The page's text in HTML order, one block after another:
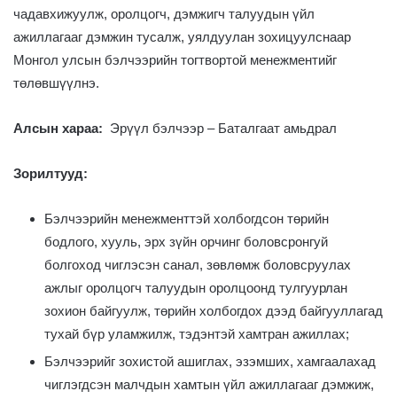
чадавхижуулж, оролцогч, дэмжигч талуудын үйл
ажиллагааг дэмжин тусалж, уялдуулан зохицуулснаар
Монгол улсын бэлчээрийн тогтвортой менежментийг
төлөвшүүлнэ.
Алсын хараа: Эрүүл бэлчээр – Баталгаат амьдрал
Зорилтууд:
Бэлчээрийн менежменттэй холбогдсон төрийн
бодлого, хууль, эрх зүйн орчинг боловсронгуй
болгоход чиглэсэн санал, зөвлөмж боловсруулах
ажлыг оролцогч талуудын оролцоонд тулгуурлан
зохион байгуулж, төрийн холбогдох дээд байгууллагад
тухай бүр уламжилж, тэдэнтэй хамтран ажиллах;
Бэлчээрийг зохистой ашиглах, эзэмших, хамгаалахад
чиглэгдсэн малчдын хамтын үйл ажиллагааг дэмжиж,